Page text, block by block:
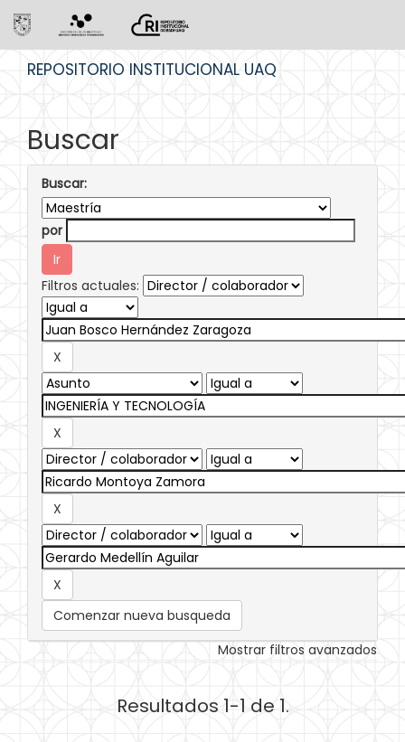
REPOSITORIO INSTITUCIONAL UAQ
Buscar
Buscar:
por
Filtros actuales:
Comenzar nueva busqueda
Mostrar filtros avanzados
Resultados 1-1 de 1.